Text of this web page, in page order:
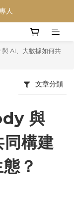
人
AI、大數據如何共
文章分類
與
構建
？